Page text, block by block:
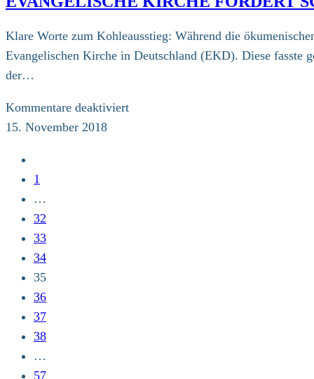
fürs
Klare Worte zum Kohleausstieg: Während die
Evangelischen Kirche in Deutschland (EKD). Diese fasste
der…
Kommentare deaktiviertfür
15. November 2018
vorherigen
Seite
1
…
32
33
34
35
36
37
38
…
57